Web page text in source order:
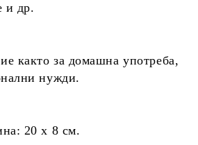
и др.
както за домашна употреба,
нужди.
20 х 8 см.